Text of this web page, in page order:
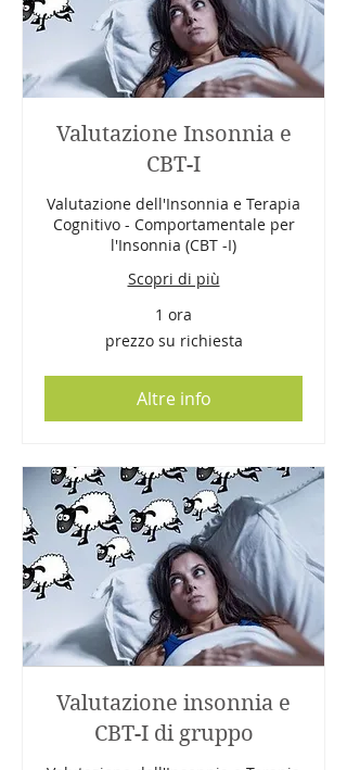
Valutazione Insonnia e
CBT-I
Valutazione dell'Insonnia e Terapia
Cognitivo - Comportamentale per
l'Insonnia (CBT -I)
Scopri di più
1 ora
prezzo su richiesta
Altre info
Valutazione insonnia e
CBT-I di gruppo